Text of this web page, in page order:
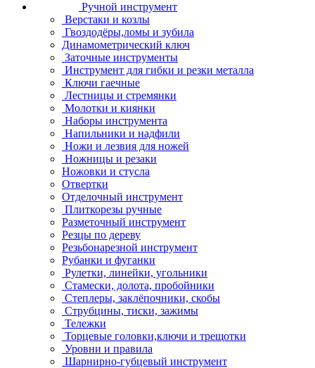
Ручной инструмент
Верстаки и козлы
Гвоздодёры,ломы и зубила
Динамометрический ключ
Заточные инструменты
Инструмент для гибки и резки металла
Ключи гаечные
Лестницы и стремянки
Молотки и киянки
Наборы инструмента
Напильники и надфили
Ножи и лезвия для ножей
Ножницы и резаки
Ножовки и стусла
Отвертки
Отделочный инструмент
Плиткорезы ручные
Разметочный инструмент
Резцы по дереву
Резьбонарезной инструмент
Рубанки и фуганки
Рулетки, линейки, угольники
Стамески, долота, пробойники
Степлеры, заклёпочники, скобы
Струбцины, тиски, зажимы
Тележки
Торцевые головки,ключи и трещотки
Уровни и правила
Шарнирно-губцевый инструмент